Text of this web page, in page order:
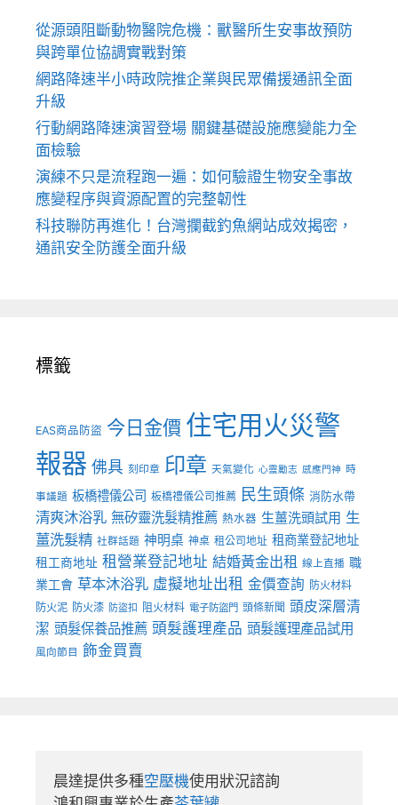
從源頭阻斷動物醫院危機：獸醫所生安事故預防
與跨單位協調實戰對策
網路降速半小時政院推企業與民眾備援通訊全面
升級
行動網路降速演習登場 關鍵基礎設施應變能力全
面檢驗
演練不只是流程跑一遍：如何驗證生物安全事故
應變程序與資源配置的完整韌性
科技聯防再進化！台灣攔截釣魚網站成效揭密，
通訊安全防護全面升級
標籤
EAS商品防盜 今日金價 住宅用火災警
報器 佛具 刻印章 印章 天氣變化 心靈勵志 感應門神 時
事議題 板橋禮儀公司 板橋禮儀公司推薦 民生頭條 消防水帶
清爽沐浴乳 無矽靈洗髮精推薦 熱水器 生薑洗頭試用 生
薑洗髮精 社群話題 神明桌 神桌 租公司地址 租商業登記地址
租工商地址 租營業登記地址 結婚黃金出租 線上直播 職
業工會 草本沐浴乳 虛擬地址出租 金價查詢 防火材料
防火泥 防火漆 防盜扣 阻火材料 電子防盜門 頭條新聞 頭皮深層清
潔 頭髮保養品推薦 頭髮護理產品 頭髮護理產品試用
風向節目 飾金買賣
晨達提供多種空壓機使用狀況諮詢